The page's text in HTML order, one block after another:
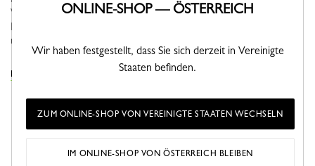
Winter 2026 unterstützt Frauen auf ihrer Suche nach Sinn und
Bewegung. Im Herbst zeigt sich die Silhouette abenteuerlustig
und praktisch...
DIE OBERTEILE KOLLEKTION ANSEHEN
DAS KÖNNTE IHNEN AUCH GEFALLEN
ONLINE-SHOP — ÖSTERREICH
Wir haben festgestellt, dass Sie sich derzeit in Vereinigte
Staaten befinden.
ZUM ONLINE-SHOP VON VEREINIGTE STAATEN WECHSELN
IM ONLINE-SHOP VON ÖSTERREICH BLEIBEN